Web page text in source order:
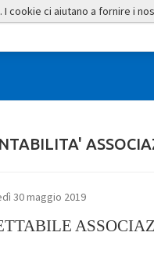
30 maggio 2019
cookie ci aiutano a fornire i